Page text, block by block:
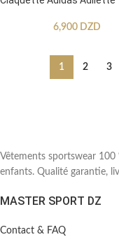
6,900 DZD
1 2 3
Vêtements sportswear
enfants. Qualité garantie,
MASTER SPORT DZ
Contact & FAQ